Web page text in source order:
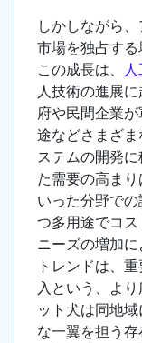
しかしながら
市場を独占する
この成長は、
人技術の進展
府や民間企業
途などさまざ
ステムの開発
た需要の高ま
いった分野で
つ多用途でコ
ニーズの増加
トレンドは、
入という、よ
ット犬は同地
な一翼を担う存